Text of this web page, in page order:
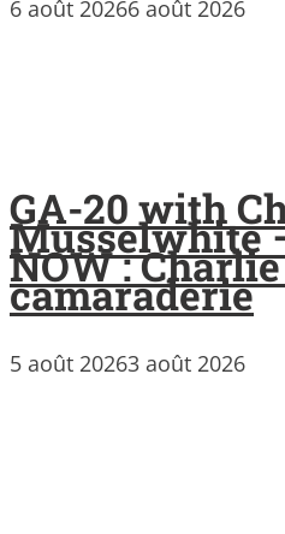
6 août 20266 août 2026
GA-20 with
Musselwhite
NOW :
camaraderie
5 août 20263 août 2026